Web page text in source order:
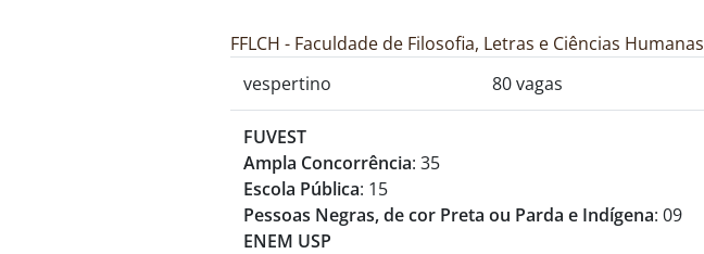
FFLCH - Faculdade de Filosofia, Letras e Ciências Humanas
vespertino
80 vagas
FUVEST
Ampla Concorrência: 35
Escola Pública: 15
Pessoas Negras, de cor Preta ou Parda e Indígena: 09
ENEM USP